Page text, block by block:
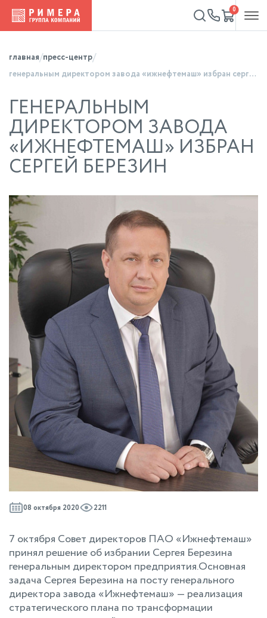
0
главная пресс-центр
генеральным директором завода «ижнефтемаш» избран сергей березин
ГЕНЕРАЛЬНЫМ
ДИРЕКТОРОМ ЗАВОДА
«ИЖНЕФТЕМАШ» ИЗБРАН
СЕРГЕЙ БЕРЕЗИН
08 октября 2020 2211
7 октября Совет директоров ПАО «Ижнефтемаш»
принял решение об избрании Сергея Березина
генеральным директором предприятия.Основная
задача Сергея Березина на посту генерального
директора завода «Ижнефтемаш» — реализация
стратегического плана по трансформации